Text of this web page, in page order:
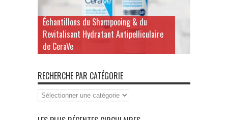
Échantillons du Shampooing & du
Revitalisant Hydratant Antipelliculaire
de CeraVe
RECHERCHE PAR CATÉGORIE
Recherche
par